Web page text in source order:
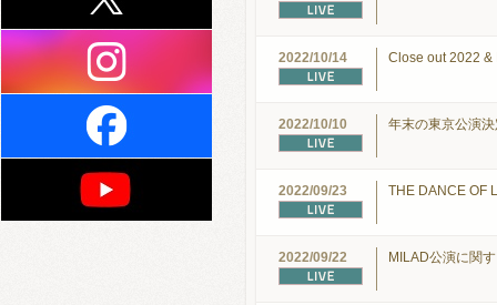
2022/10/14 Close out 2022 &
2022/10/10 年末の東京公演
2022/09/23 THE DANCE OF
2022/09/22 MILAD公演に関